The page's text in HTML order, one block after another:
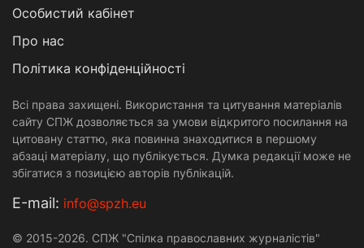
Особистий кабінет
Про нас
Політика конфіденційності
Всі права захищені. Використання та цитування матеріалів
сайту СПЖ дозволяється за умови відкритого посилання на
цитовану статтю, яка повинна знаходитися в першому
абзаці матеріалу, що публікується. Думка редакції може не
збігатися з позицією авторів публікацій.
Е-mail: info@spzh.eu
© 2015-2026. СПЖ "Спілка православних журналістів"